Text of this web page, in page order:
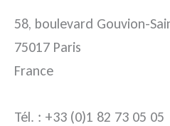
58, boulevard Gouvion-
75017 Paris
France
Tél. : +33 (0)1 82 73 05 05